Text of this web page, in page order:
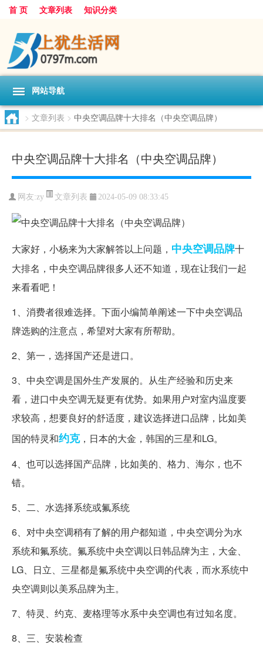
首 页 文章列表 知识分类
网站导航
> 文章列表 > 中央空调品牌十大排名（中央空调品牌）
中央空调品牌十大排名（中央空调品牌）
网友:zy 文章列表 2024-05-09 08:33:45
大家好，小杨来为大家解答以上问题， 中央空调品牌十
大排名，中央空调品牌很多人还不知道，现在让我们一起
来看看吧！
1、消费者很难选择。下面小编简单阐述一下中央空调品
牌选购的注意点，希望对大家有所帮助。
2、第一，选择国产还是进口。
3、中央空调是国外生产发展的。从生产经验和历史来
看，进口中央空调无疑更有优势。如果用户对室内温度要
求较高，想要良好的舒适度，建议选择进口品牌，比如美
国的特灵和约克，日本的大金，韩国的三星和LG。
4、也可以选择国产品牌，比如美的、格力、海尔，也不
错。
5、二、水选择系统或氟系统
6、对中央空调稍有了解的用户都知道，中央空调分为水
系统和氟系统。氟系统中央空调以日韩品牌为主，大金、
LG、日立、三星都是氟系统中央空调的代表，而水系统中
央空调则以美系品牌为主。
7、特灵、约克、麦格理等水系中央空调也有过知名度。
8、三、安装检查